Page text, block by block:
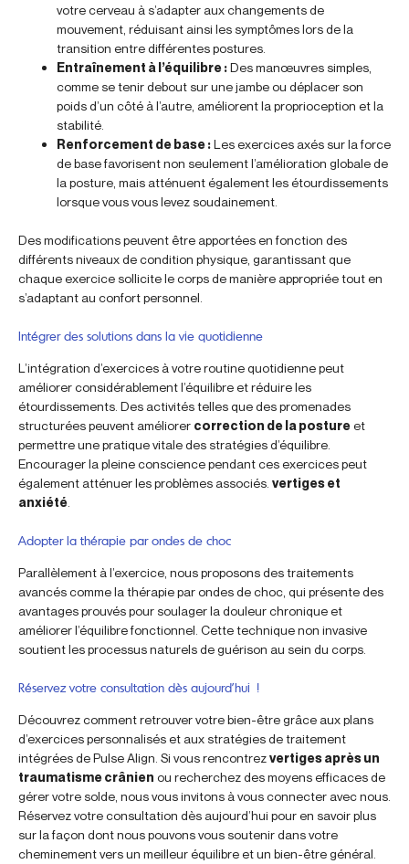
votre cerveau à s’adapter aux changements de
mouvement, réduisant ainsi les symptômes lors de la
transition entre différentes postures.
Entraînement à l’équilibre :Des manœuvres simples,
comme se tenir debout sur une jambe ou déplacer son
poids d’un côté à l’autre, améliorent la proprioception et la
stabilité.
Renforcement de base :Les exercices axés sur la force
de base favorisent non seulement l’amélioration globale de
la posture, mais atténuent également les étourdissements
lorsque vous vous levez soudainement.
Des modifications peuvent être apportées en fonction des
différents niveaux de condition physique, garantissant que
chaque exercice sollicite le corps de manière appropriée tout en
s’adaptant au confort personnel.
Intégrer des solutions dans la vie quotidienne
L’intégration d’exercices à votre routine quotidienne peut
améliorer considérablement l’équilibre et réduire les
étourdissements. Des activités telles que des promenades
structurées peuvent améliorer correction de la postureet
permettre une pratique vitale des stratégies d’équilibre.
Encourager la pleine conscience pendant ces exercices peut
également atténuer les problèmes associés. vertiges et
anxiété
Adopter la thérapie par ondes de choc
Parallèlement à l’exercice, nous proposons des traitements
avancés comme la thérapie par ondes de choc, qui présente des
avantages prouvés pour soulager la douleur chronique et
améliorer l’équilibre fonctionnel. Cette technique non invasive
soutient les processus naturels de guérison au sein du corps.
Réservez votre consultation dès aujourd’hui !
Découvrez comment retrouver votre bien-être grâce aux plans
d’exercices personnalisés et aux stratégies de traitement
intégrées de Pulse Align. Si vous rencontrezvertiges après un
traumatisme crânien ou recherchez des moyens efficaces de
gérer votre solde, nous vous invitons à vous connecter avec nous.
Réservez votre consultation dès aujourd’hui pour en savoir plus
sur la façon dont nous pouvons vous soutenir dans votre
cheminement vers un meilleur équilibre et un bien-être général.